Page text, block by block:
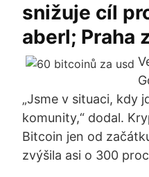
snižuje cíl
aberl; Praha
„Jsme v situaci, kdy
komunity,“ dodal.
Bitcoin jen od
zvýšila asi o 300